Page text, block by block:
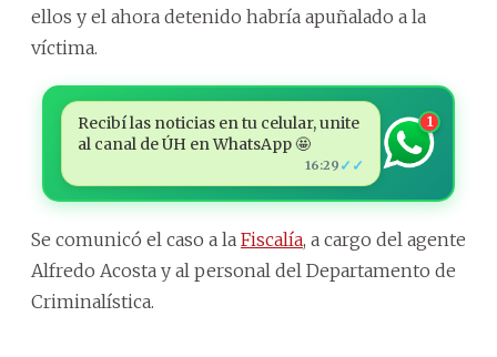
ellos y el ahora detenido habría apuñalado a la
víctima.
Recibí las noticias en tu celular, unite
al canal de ÚH en WhatsApp 🤩
16:29 ✓✓
1
Se comunicó el caso a la Fiscalía, a cargo del agente
Alfredo Acosta y al personal del Departamento de
Criminalística.